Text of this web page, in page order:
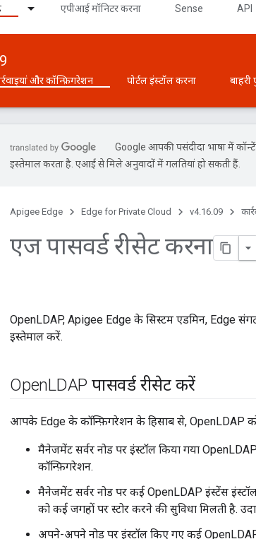
एपीआई मॉनिटर करना Sense API
और कॉन्फ़िगरेशन पोर्टल इंस्टॉल करना बाहरी
Google आपकी पसंदीदा भाषा में
इस्तेमाल करता है. एआई से मिले अनुवादों में गलतियां हो सकती हैं.
Apigee Edge Edge for Private Cloud v4.16.09
एज पासवर्ड रीसेट करना
OpenLDAP, Apigee Edge के सिस्टम एडमिन, Edge
इस्तेमाल करें.
OpenLDAP पासवर्ड रीसेट करें
आपके Edge के कॉन्फ़िगरेशन के हिसाब से, OpenLDAP
मैनेजमेंट सर्वर नोड पर इंस्टॉल किया गया
कॉन्फ़िगरेशन.
मैनेजमेंट सर्वर नोड पर कई OpenLDAP इंस्टेंस
को कई जगहों पर स्टोर करने की सुविधा मिलती है.
अपने-अपने नोड पर इंस्टॉल किए गए कई